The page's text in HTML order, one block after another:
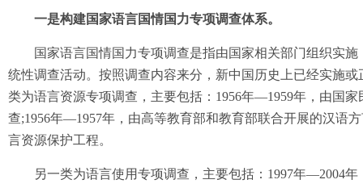
一是构建国家语言国情国力专项调查体系。
国家语言国情国力专项调查是指由国家相关部门组织实施
统性调查活动。按照调查内容来分，新中国历史上已经实施
类为语言资源专项调查，主要包括：1956年—1959年，由国
查;1956年—1957年，由高等教育部和教育部联合开展的汉语
言资源保护工程。
另一类为语言使用专项调查，主要包括：1997年—2004年